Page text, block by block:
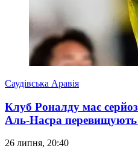
Саудівська Аравія
Клуб Роналду має
Аль-Насра перевищують
26 липня, 20:40